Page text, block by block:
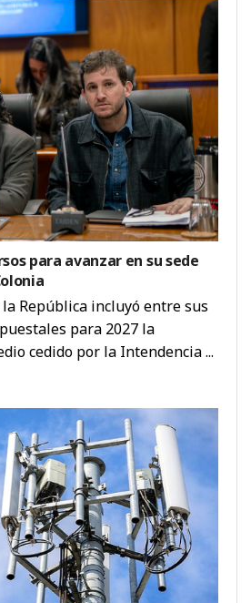
para avanzar en su sede
República incluyó entre sus
para 2027 la
cedido por la Intendencia ...